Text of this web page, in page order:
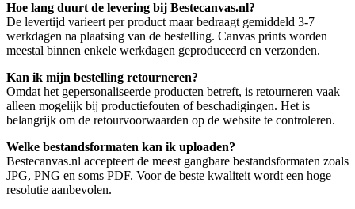
Hoe lang duurt de levering bij Bestecanvas.nl?
De levertijd varieert per product maar bedraagt gemiddeld 3-7
werkdagen na plaatsing van de bestelling. Canvas prints worden
meestal binnen enkele werkdagen geproduceerd en verzonden.
Kan ik mijn bestelling retourneren?
Omdat het gepersonaliseerde producten betreft, is retourneren vaak
alleen mogelijk bij productiefouten of beschadigingen. Het is
belangrijk om de retourvoorwaarden op de website te controleren.
Welke bestandsformaten kan ik uploaden?
Bestecanvas.nl accepteert de meest gangbare bestandsformaten zoals
JPG, PNG en soms PDF. Voor de beste kwaliteit wordt een hoge
resolutie aanbevolen.